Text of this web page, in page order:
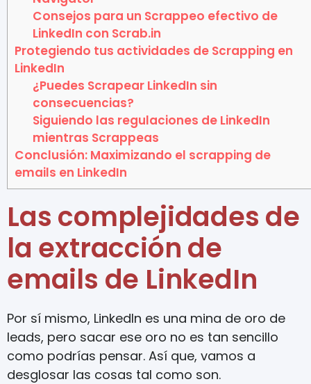
Consejos para un Scrappeo efectivo de
LinkedIn con Scrab.in
Protegiendo tus actividades de Scrapping en
LinkedIn
¿Puedes Scrapear LinkedIn sin
consecuencias?
Siguiendo las regulaciones de LinkedIn
mientras Scrappeas
Conclusión: Maximizando el scrapping de
emails en LinkedIn
Las complejidades de
la extracción de
emails de LinkedIn
Por sí mismo, LinkedIn es una mina de oro de
leads, pero sacar ese oro no es tan sencillo
como podrías pensar. Así que, vamos a
desglosar las cosas tal como son.